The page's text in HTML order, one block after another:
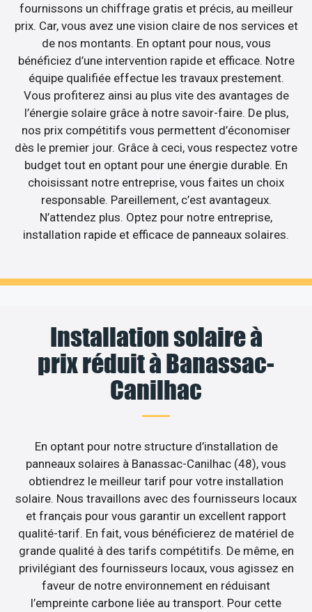
fournissons un chiffrage gratis et précis, au meilleur
prix. Car, vous avez une vision claire de nos services et
de nos montants. En optant pour nous, vous
bénéficiez d’une intervention rapide et efficace. Notre
équipe qualifiée effectue les travaux prestement.
Vous profiterez ainsi au plus vite des avantages de
l’énergie solaire grâce à notre savoir-faire. De plus,
nos prix compétitifs vous permettent d’économiser
dès le premier jour. Grâce à ceci, vous respectez votre
budget tout en optant pour une énergie durable. En
choisissant notre entreprise, vous faites un choix
responsable. Pareillement, c’est avantageux.
N’attendez plus. Optez pour notre entreprise,
installation rapide et efficace de panneaux solaires.
Installation solaire à
prix réduit à Banassac-
Canilhac
En optant pour notre structure d’installation de
panneaux solaires à Banassac-Canilhac (48), vous
obtiendrez le meilleur tarif pour votre installation
solaire. Nous travaillons avec des fournisseurs locaux
et français pour vous garantir un excellent rapport
qualité-tarif. En fait, vous bénéficierez de matériel de
grande qualité à des tarifs compétitifs. De même, en
privilégiant des fournisseurs locaux, vous agissez en
faveur de notre environnement en réduisant
l’empreinte carbone liée au transport. Pour cette